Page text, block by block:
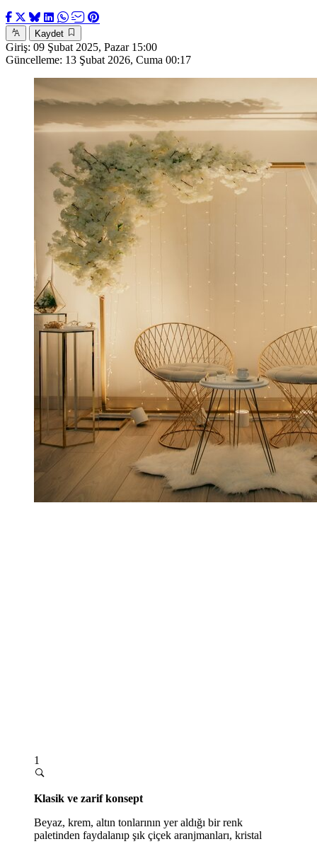
Kaydet
Giriş: 09 Şubat 2025, Pazar 15:00
Güncelleme: 13 Şubat 2026, Cuma 00:17
1
Klasik ve zarif konsept
Beyaz, krem, altın tonlarının yer aldığı bir renk
paletinden faydalanıp şık çiçek aranjmanları, kristal